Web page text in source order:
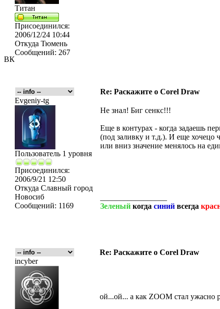
ВК
Титан
Присоединился:
2006/12/24 10:44
Откуда Тюмень
Сообщений: 267
Re: Раскажите о Corel Draw
Evgeniy-tg
Пользователь 1 уровня
Присоединился:
2006/9/21 12:50
Откуда Славный город
Новосиб
Сообщений: 1169
Не знал! Биг сенкс!!!
Еще в контурах - когда задаешь
(под заливку и т.д.). И еще хочецо
или вниз значение менялось на
Зеленый когда синий всегда
Re: Раскажите о Corel Draw
incyber
ой...ой... а как ZOOM стал ужасно